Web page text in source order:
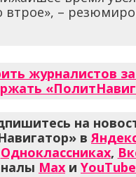
втрое», –
журналистов
на
в
Одноклассниках,
Max и YouTube